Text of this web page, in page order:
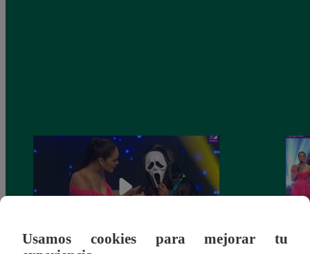
Usamos cookies para mejorar tu